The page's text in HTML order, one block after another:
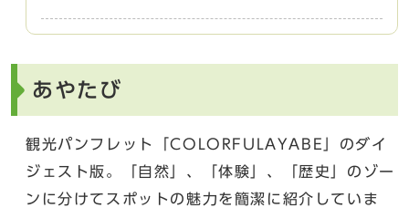
あやたび
観光パンフレット「COLORFULAYABE」のダイ
ジェスト版。「自然」、「体験」、「歴史」のゾー
ンに分けてスポットの魅力を簡潔に紹介していま